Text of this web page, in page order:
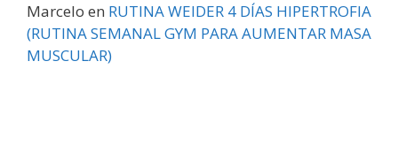
Marcelo en RUTINA WEIDER 4 DÍAS HIPERTROFIA
(RUTINA SEMANAL GYM PARA AUMENTAR MASA
MUSCULAR)